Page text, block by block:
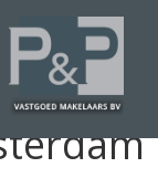
is